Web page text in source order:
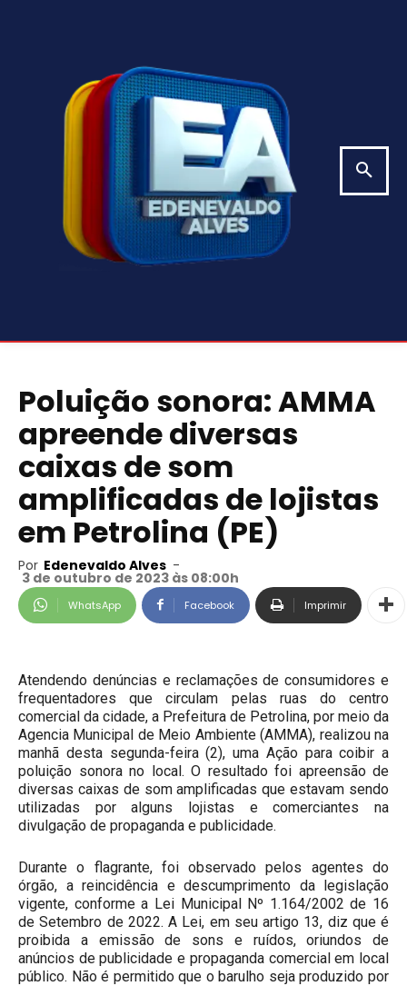
Poluição sonora: AMMA
apreende diversas
caixas de som
amplificadas de lojistas
em Petrolina (PE)
Por Edenevaldo Alves -
3 de outubro de 2023 às 08:00h
WhatsApp Facebook Imprimir
Atendendo denúncias e reclamações de consumidores e
frequentadores que circulam pelas ruas do centro
comercial da cidade, a Prefeitura de Petrolina, por meio da
Agencia Municipal de Meio Ambiente (AMMA), realizou na
manhã desta segunda-feira (2), uma Ação para coibir a
poluição sonora no local. O resultado foi apreensão de
diversas caixas de som amplificadas que estavam sendo
utilizadas por alguns lojistas e comerciantes na
divulgação de propaganda e publicidade.
Durante o flagrante, foi observado pelos agentes do
órgão, a reincidência e descumprimento da legislação
vigente, conforme a Lei Municipal Nº 1.164/2002 de 16
de Setembro de 2022. A Lei, em seu artigo 13, diz que é
proibida a emissão de sons e ruídos, oriundos de
anúncios de publicidade e propaganda comercial em local
público. Não é permitido que o barulho seja produzido por